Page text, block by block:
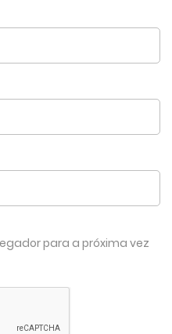
para a próxima vez